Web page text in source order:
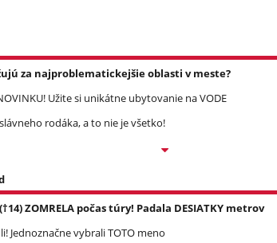
za najproblematickejšie oblasti v meste?
Užite si unikátne ubytovanie na VODE
rodáka, a to nie je všetko!
ZOMRELA počas túry! Padala DESIATKY metrov
Jednoznačne vybrali TOTO meno